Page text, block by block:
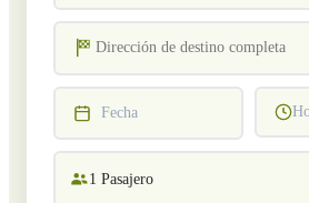
Fecha
1 Pasajero